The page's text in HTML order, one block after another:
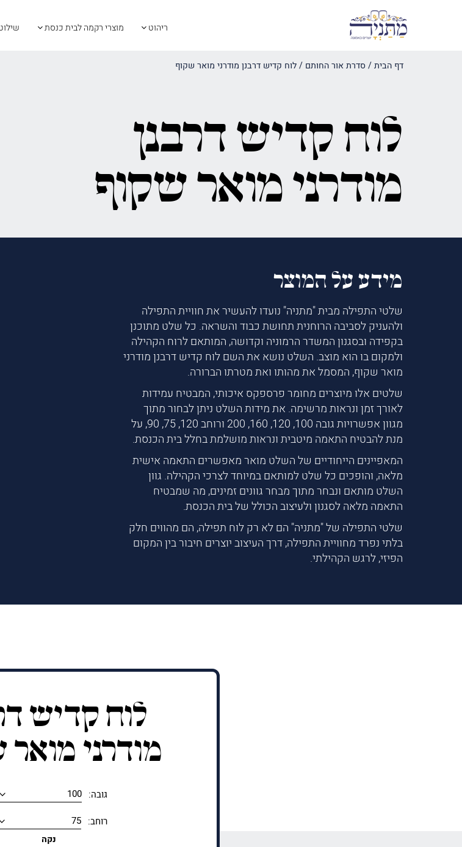
ריהוט מוצרי רקמה לבית כנסת
דף הבית/ סדרת אור החותם /לוח קדיש דרבנן מודרני מואר שקוף
לוח קדיש דרבנן
מודרני מואר שקוף
מידע על המוצר
שלטי התפילה מבית "מתניה" נועדו להעשיר את חוויית התפילה
ולהעניק לסביבה הרוחנית תחושת כבוד והשראה. כל שלט מתוכנן
בקפידה ובסגנון המשדר הרמוניה וקדושה, המותאם לרוח הקהילה
ולמקום בו הוא מוצב. השלט נושא את השם לוח קדיש דרבנן מודרני
מואר שקוף, המסמל את מהותו ואת מטרתו הברורה.
שלטים אלו מיוצרים מחומר פרספקס איכותי, המבטיח עמידות
לאורך זמן ונראות מרשימה. את מידות השלט ניתן לבחור מתוך
מגוון אפשרויות גובה 100, 120, 160, 200 ורוחב 120, 75, 90, על
מנת להבטיח התאמה מיטבית ונראות מושלמת בחלל בית הכנסת.
המאפיינים הייחודיים של השלט מואר מאפשרים התאמה אישית
מלאה, והופכים כל שלט למותאם במיוחד לצרכי הקהילה. גוון
השלט מותאם ונבחר מתוך מבחר גוונים זמינים, מה שמבטיח
התאמה מלאה לסגנון ולעיצוב הכולל של בית הכנסת.
שלטי התפילה של "מתניה" הם לא רק לוח תפילה, הם מהווים חלק
בלתי נפרד מחוויית התפילה, דרך העיצוב יוצרים חיבור בין המקום
הפיזי, לרגש הקהילתי.
לוח קדיש
מודרני מואר
גובה:
רוחב:
נקה